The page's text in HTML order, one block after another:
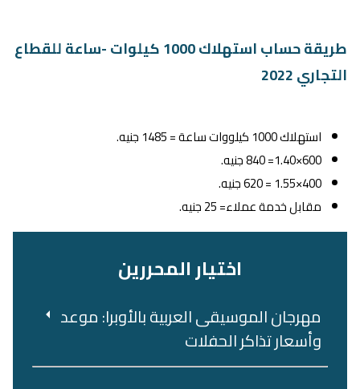
طريقة حساب استهلاك 1000 كيلوات -ساعة للقطاع
التجاري 2022
استهلاك 1000 كيلووات ساعة = 1485 جنيه.
600×1.40= 840 جنيه.
400×1.55 = 620 جنيه.
مقابل خدمة عملاء= 25 جنيه.
اختيار المحررين
مهرجان الموسيقى العربية بالأوبرا: موعد
وأسعار تذاكر الحفلات